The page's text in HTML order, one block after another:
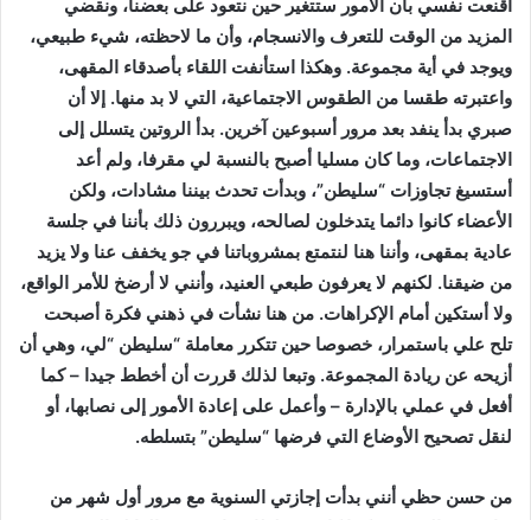
أقنعت نفسي بأن الأمور ستتغير حين نتعود على بعضنا، ونقضي
المزيد من الوقت للتعرف والانسجام، وأن ما لاحظته، شيء طبيعي،
ويوجد في أية مجموعة. وهكذا استأنفت اللقاء بأصدقاء المقهى،
واعتبرته طقسا من الطقوس الاجتماعية، التي لا بد منها. إلا أن
صبري بدأ ينفد بعد مرور أسبوعين آخرين. بدأ الروتين يتسلل إلى
الاجتماعات، وما كان مسليا أصبح بالنسبة لي مقرفا، ولم أعد
أستسيغ تجاوزات “سليطن”، وبدأت تحدث بيننا مشادات، ولكن
الأعضاء كانوا دائما يتدخلون لصالحه، ويبررون ذلك بأننا في جلسة
عادية بمقهى، وأننا هنا لنتمتع بمشروباتنا في جو يخفف عنا ولا يزيد
من ضيقنا. لكنهم لا يعرفون طبعي العنيد، وأنني لا أرضخ للأمر الواقع،
ولا أستكين أمام الإكراهات. من هنا نشأت في ذهني فكرة أصبحت
تلح علي باستمرار، خصوصا حين تتكرر معاملة “سليطن “لي، وهي أن
أزيحه عن ريادة المجموعة. وتبعا لذلك قررت أن أخطط جيدا – كما
أفعل في عملي بالإدارة – وأعمل على إعادة الأمور إلى نصابها، أو
لنقل تصحيح الأوضاع التي فرضها “سليطن” بتسلطه.
من حسن حظي أنني بدأت إجازتي السنوية مع مرور أول شهر من